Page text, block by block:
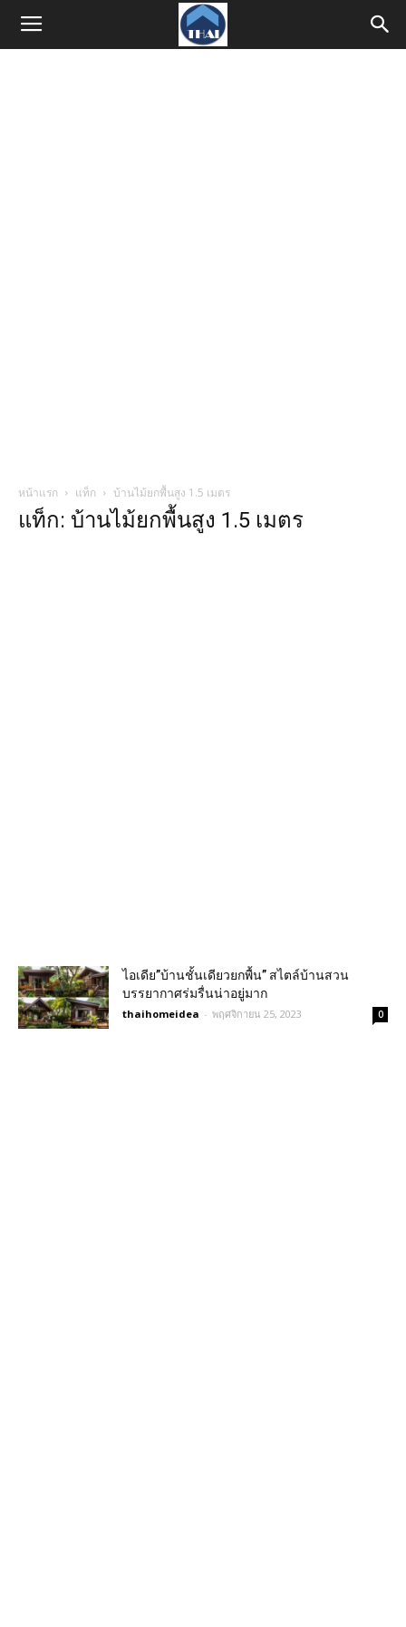
หน้าแรก แท็ก บ้านไม้ยกพื้นสูง 1.5 เมตร
แท็ก: บ้านไม้ยกพื้นสูง 1.5 เมตร
ไอเดีย”บ้านชั้นเดียวยกพื้น” สไตล์บ้านสวน
บรรยากาศร่มรื่นน่าอยู่มาก
thaihomeidea - พฤศจิกายน 25, 2023 0